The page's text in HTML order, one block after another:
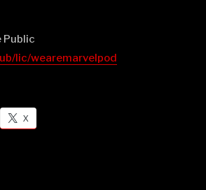
Public
lic/wearemarvelpod⁠
X